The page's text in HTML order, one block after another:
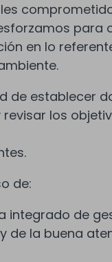
en lo
de
los
de:
de
de la buena